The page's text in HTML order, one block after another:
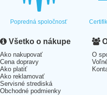
Popredná spoločnosť
Všetko o nákupe
Ako nakupovať
Cena dopravy
Ako platiť
Ako reklamovať
Servisné strediská
Obchodné podmienky
O